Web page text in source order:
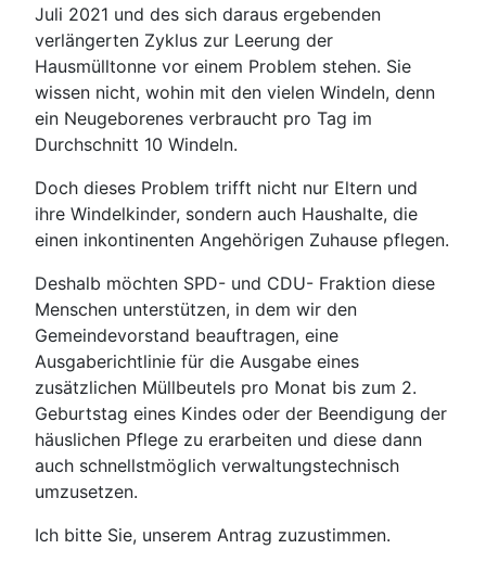
Juli 2021 und des sich daraus ergebenden
verlängerten Zyklus zur Leerung der
Hausmülltonne vor einem Problem stehen. Sie
wissen nicht, wohin mit den vielen Windeln, denn
ein Neugeborenes verbraucht pro Tag im
Durchschnitt 10 Windeln.
Doch dieses Problem trifft nicht nur Eltern und
ihre Windelkinder, sondern auch Haushalte, die
einen inkontinenten Angehörigen Zuhause pflegen.
Deshalb möchten SPD- und CDU- Fraktion diese
Menschen unterstützen, in dem wir den
Gemeindevorstand beauftragen, eine
Ausgaberichtlinie für die Ausgabe eines
zusätzlichen Müllbeutels pro Monat bis zum 2.
Geburtstag eines Kindes oder der Beendigung der
häuslichen Pflege zu erarbeiten und diese dann
auch schnellstmöglich verwaltungstechnisch
umzusetzen.
Ich bitte Sie, unserem Antrag zuzustimmen.